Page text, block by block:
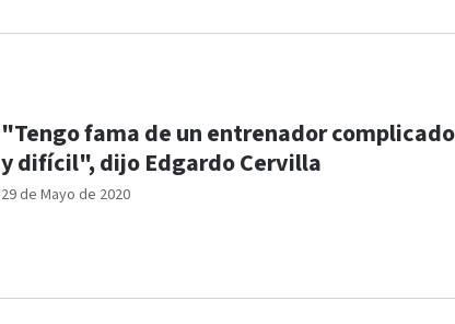
29 de Mayo de 2020
"Tengo fama de un entrenador complicado
y difícil", dijo Edgardo Cervilla